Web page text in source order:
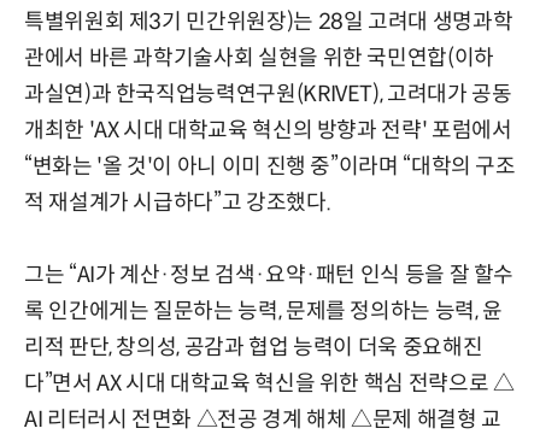
특별위원회 제3기 민간위원장)는 28일 고려대 생명과학
관에서 바른 과학기술사회 실현을 위한 국민연합(이하
과실연)과 한국직업능력연구원(KRIVET), 고려대가 공동
개최한 'AX 시대 대학교육 혁신의 방향과 전략' 포럼에서
“변화는 '올 것'이 아니 이미 진행 중”이라며 “대학의 구조
적 재설계가 시급하다”고 강조했다.
그는 “AI가 계산·정보 검색·요약·패턴 인식 등을 잘 할수
록 인간에게는 질문하는 능력, 문제를 정의하는 능력, 윤
리적 판단, 창의성, 공감과 협업 능력이 더욱 중요해진
다”면서 AX 시대 대학교육 혁신을 위한 핵심 전략으로 △
AI 리터러시 전면화 △전공 경계 해체 △문제 해결형 교